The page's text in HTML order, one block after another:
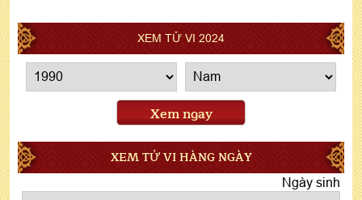
XEM TỬ VI 2024
Xem ngay
XEM TỬ VI HÀNG NGÀY
Ngày sinh